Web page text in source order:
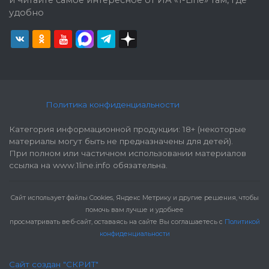
удобно
Политика конфиденциальности
Категория информационной продукции: 18+ (некоторые
материалы могут быть не предназначены для детей).
При полном или частичном использовании материалов
ссылка на www.1line.info обязательна.
Cайт использует файлы Cookies, Яндекс Метрику и другие решения, чтобы
помочь вам лучше и удобнее
просматривать веб-сайт, оставаясь на сайте Вы соглашаетесь с Политикой
конфиденциальности
Сайт создан "СКРИТ"